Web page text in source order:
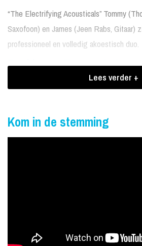
“The Electrifying Acousticals” Tommy
Saxofoon) en James (Jeen Rabs, Gitaar)
professioneel en volledig akoestisch duo.
Boekingen Tommy &
Tommy & James spelen toegangkelijke
geen stekkers nodig hebben zijn ze
Lees verder +
Kom in de stemming